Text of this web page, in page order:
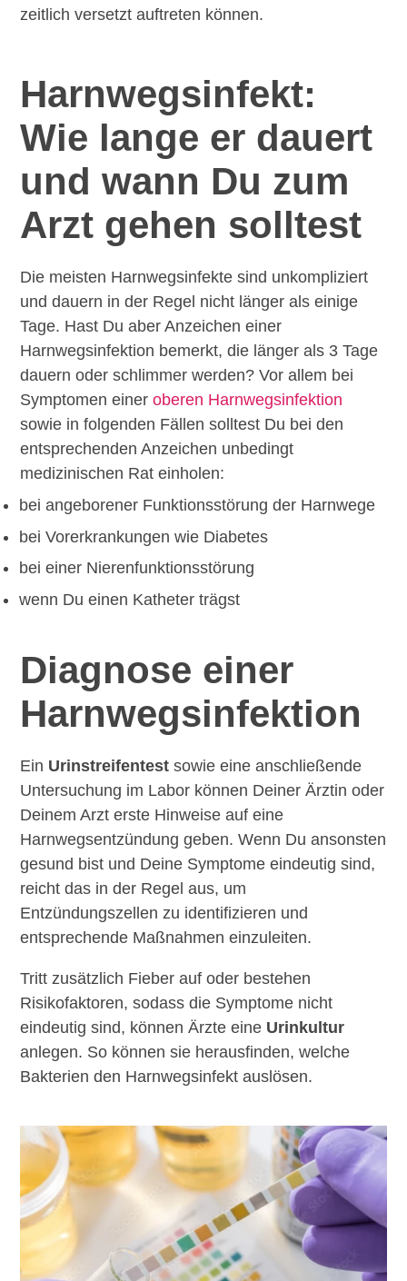
zeitlich versetzt auftreten können.
Harnwegsinfekt:
Wie lange er dauert
und wann Du zum
Arzt gehen solltest
Die meisten Harnwegsinfekte sind unkompliziert
und dauern in der Regel nicht länger als einige
Tage. Hast Du aber Anzeichen einer
Harnwegsinfektion bemerkt, die länger als 3 Tage
dauern oder schlimmer werden? Vor allem bei
Symptomen eineroberen Harnwegsinfektion
sowie in folgenden Fällen solltest Du bei den
entsprechenden Anzeichen unbedingt
medizinischen Rat einholen:
bei angeborener Funktionsstörung der Harnwege
bei Vorerkrankungen wie Diabetes
bei einer Nierenfunktionsstörung
wenn Du einen Katheter trägst
Diagnose einer
Harnwegs­infektion
Ein Urinstreifentest sowie eine anschließende
Untersuchung im Labor können Deiner Ärztin oder
Deinem Arzt erste Hinweise auf eine
Harnwegsentzündung geben. Wenn Du ansonsten
gesund bist und Deine Symptome eindeutig sind,
reicht das in der Regel aus, um
Entzündungszellen zu identifizieren und
entsprechende Maßnahmen einzuleiten.
Tritt zusätzlich Fieber auf oder bestehen
Risikofaktoren, sodass die Symptome nicht
eindeutig sind, können Ärzte eine Urinkultur
anlegen. So können sie herausfinden, welche
Bakterien den Harnwegsinfekt auslösen.